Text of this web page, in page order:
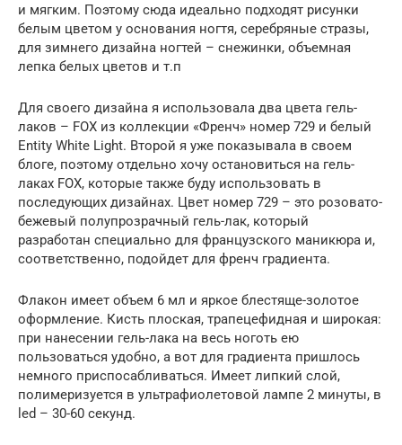
и мягким. Поэтому сюда идеально подходят рисунки
белым цветом у основания ногтя, серебряные стразы,
для зимнего дизайна ногтей – снежинки, объемная
лепка белых цветов и т.п
Для своего дизайна я использовала два цвета гель-
лаков – FOX из коллекции «Френч» номер 729 и белый
Entity White Light. Второй я уже показывала в своем
блоге, поэтому отдельно хочу остановиться на гель-
лаках FOX, которые также буду использовать в
последующих дизайнах. Цвет номер 729 – это розовато-
бежевый полупрозрачный гель-лак, который
разработан специально для французского маникюра и,
соответственно, подойдет для френч градиента.
Флакон имеет объем 6 мл и яркое блестяще-золотое
оформление. Кисть плоская, трапецефидная и широкая:
при нанесении гель-лака на весь ноготь ею
пользоваться удобно, а вот для градиента пришлось
немного приспосабливаться. Имеет липкий слой,
полимеризуется в ультрафиолетовой лампе 2 минуты, в
led – 30-60 секунд.